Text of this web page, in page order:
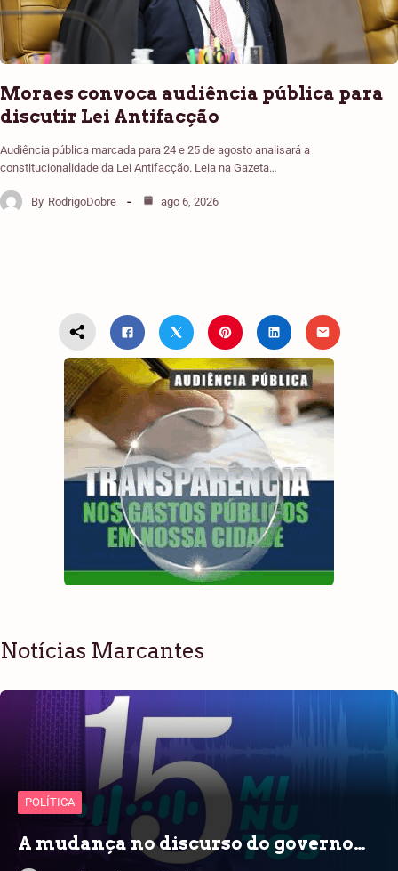
Moraes convoca audiência pública para
discutir Lei Antifacção
Audiência pública marcada para 24 e 25 de agosto analisará a
constitucionalidade da Lei Antifacção. Leia na Gazeta…
By RodrigoDobre ago 6, 2026
Notícias Marcantes
POLÍTICA
A mudança no discurso do governo…